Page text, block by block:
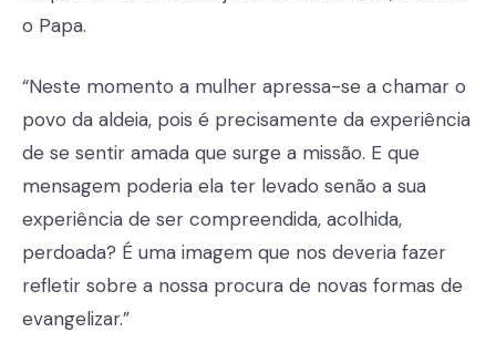
o Papa.
“Neste momento a mulher apressa-se a chamar o
povo da aldeia, pois é precisamente da experiência
de se sentir amada que surge a missão. E que
mensagem poderia ela ter levado senão a sua
experiência de ser compreendida, acolhida,
perdoada? É uma imagem que nos deveria fazer
refletir sobre a nossa procura de novas formas de
evangelizar.”